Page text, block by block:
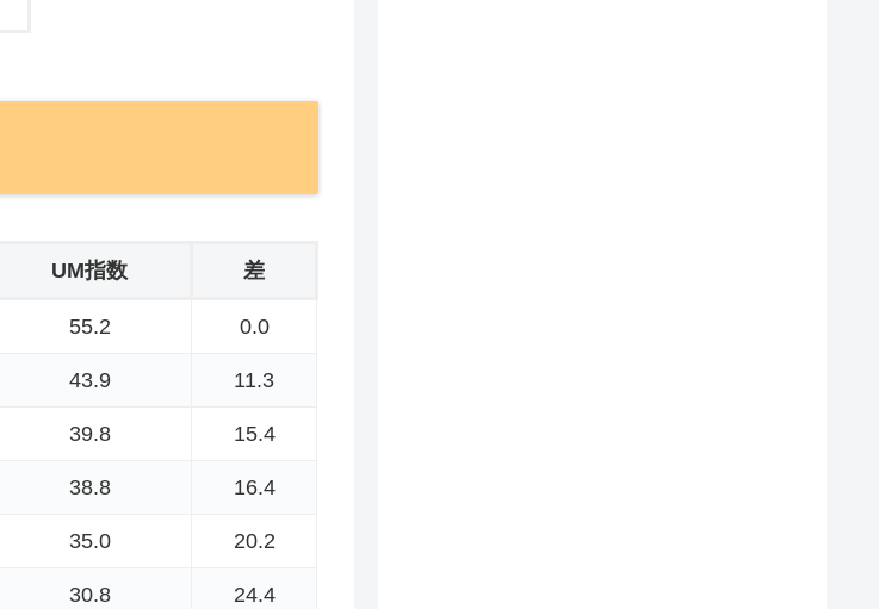
UM指数 差
55.2 0.0
43.9 11.3
39.8 15.4
38.8 16.4
35.0 20.2
30.8 24.4